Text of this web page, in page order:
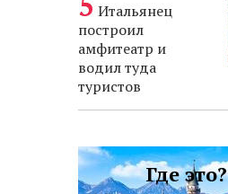
Итальянец
построил
амфитеатр и
водил туда
туристов
Где это?